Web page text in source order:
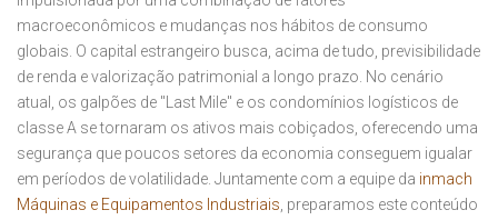
macroeconômicos e mudanças nos hábitos de consumo
globais. O capital estrangeiro busca, acima de tudo, previsibilidade
de renda e valorização patrimonial a longo prazo. No cenário
atual, os galpões de "Last Mile" e os condomínios logísticos de
classe A se tornaram os ativos mais cobiçados, oferecendo uma
segurança que poucos setores da economia conseguem igualar
em períodos de volatilidade. Juntamente com a equipe da inmach
Máquinas e Equipamentos Industriais , preparamos este conteúdo